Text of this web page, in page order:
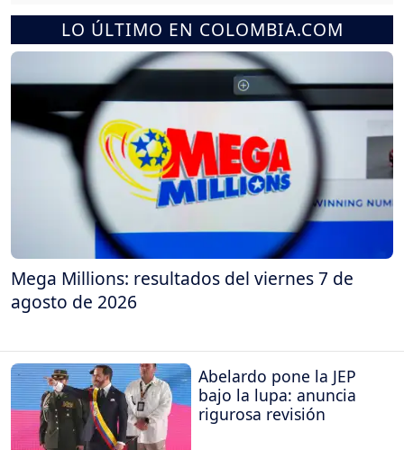
LO ÚLTIMO EN COLOMBIA.COM
Mega Millions: resultados del viernes 7 de
agosto de 2026
Abelardo pone la JEP
bajo la lupa: anuncia
rigurosa revisión